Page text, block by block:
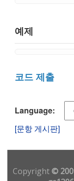
예제
코드 제출
Language:
[문항 게시판]
Copyright©